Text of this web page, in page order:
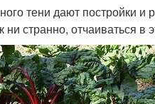
тени дают постройки
странно, отчаиваться в